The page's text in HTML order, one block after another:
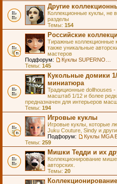
Другие
Коллекционные куклы, не
разделы
Темы: 154
Российские
Тиражные коллекционные
также уникальные
мастеров
Подфорум:
Темы: 145
Кукольные домики
миниатюра
Традиционные dollhouses
масштаб 1/12 и более
предназначен для интерьеров
Темы: 194
Игровые куклы
Игровые куклы, которые
Juku Couture, Sindy и
Подфорум:
Темы: 259
Мишки Тедди и их
Коллекционирование
авторских.
Темы: 20